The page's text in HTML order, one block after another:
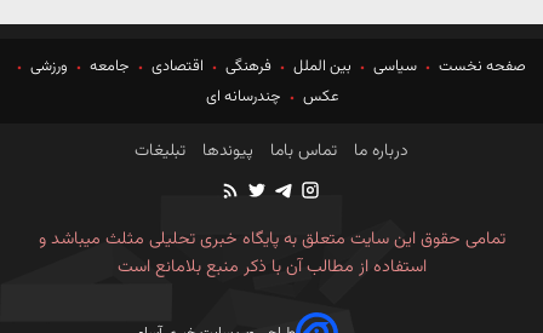
صفحه نخست سیاسی بین الملل فرهنگی اقتصادی جامعه
ورزشی
عکس
چندرسانه ای
درباره ما تماس باما پیوندها تبلیغات
تمامی حقوق این سایت متعلق به پایگاه خبری تحلیلی مثلث میباشد و
استفاده از مطالب آن با ذکر منبع بلامانع است